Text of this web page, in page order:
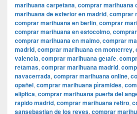
marihuana carpetana, comprar marihuana
marihuana de exterior en madrid, comprar
comprar marihuana en berlin, comprar
comprar marihuana en estocolmo,
comprar marihuana en malmo, comprar
madrid, comprar marihuana en monterrey,
valencia, comprar marihuana getafe,
retamas, comprar marihuana madrid,
navacerrada, comprar marihuana online,
opañel, comprar marihuana pìramides,
eliptica, comprar marihuana puerta del
rapido madrid, comprar marihuana retiro,
sansebastian de los reyes, comprar